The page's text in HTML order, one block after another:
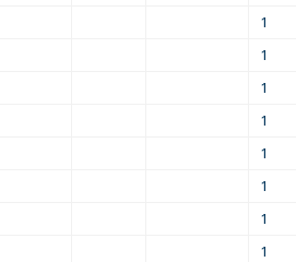
1
1
1
1
1
1
1
1